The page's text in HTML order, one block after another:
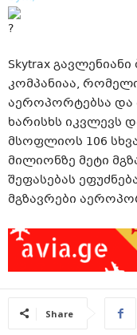
Skytrax
კომპანიაა,
აეროპორტებსა და
ხარისხს იკვლევს
მსოფლიოს 106
მილიონზე მეტი
შეფასებას
მგზავრები
Share